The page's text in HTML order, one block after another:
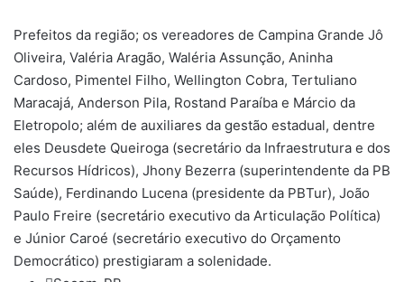
Prefeitos da região; os vereadores de Campina Grande Jô
Oliveira, Valéria Aragão, Waléria Assunção, Aninha
Cardoso, Pimentel Filho, Wellington Cobra, Tertuliano
Maracajá, Anderson Pila, Rostand Paraíba e Márcio da
Eletropolo; além de auxiliares da gestão estadual, dentre
eles Deusdete Queiroga (secretário da Infraestrutura e dos
Recursos Hídricos), Jhony Bezerra (superintendente da PB
Saúde), Ferdinando Lucena (presidente da PBTur), João
Paulo Freire (secretário executivo da Articulação Política)
e Júnior Caroé (secretário executivo do Orçamento
Democrático) prestigiaram a solenidade.